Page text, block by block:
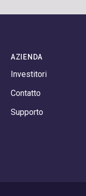
AZIENDA
Investitori
Contatto
Supporto